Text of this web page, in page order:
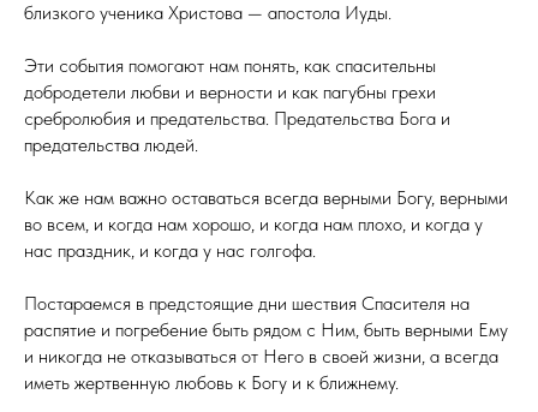
близкого ученика Христова — апостола Иуды.
Эти события помогают нам понять, как спасительны
добродетели любви и верности и как пагубны грехи
сребролюбия и предательства. Предательства Бога и
предательства людей.
Как же нам важно оставаться всегда верными Богу, верными
во всем, и когда нам хорошо, и когда нам плохо, и когда у
нас праздник, и когда у нас голгофа.
Постараемся в предстоящие дни шествия Спасителя на
распятие и погребение быть рядом с Ним, быть верными Ему
и никогда не отказываться от Него в своей жизни, а всегда
иметь жертвенную любовь к Богу и к ближнему.